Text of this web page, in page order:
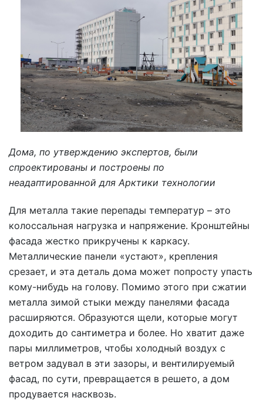
Дома, по утверждению экспертов, были
спроектированы и построены по
неадаптированной для Арктики технологии
Для металла такие перепады температур – это
колоссальная нагрузка и напряжение. Кронштейны
фасада жестко прикручены к каркасу.
Металлические панели «устают», крепления
срезает, и эта деталь дома может попросту упасть
кому-нибудь на голову. Помимо этого при сжатии
металла зимой стыки между панелями фасада
расширяются. Образуются щели, которые могут
доходить до сантиметра и более. Но хватит даже
пары миллиметров, чтобы холодный воздух с
ветром задувал в эти зазоры, и вентилируемый
фасад, по сути, превращается в решето, а дом
продувается насквозь.